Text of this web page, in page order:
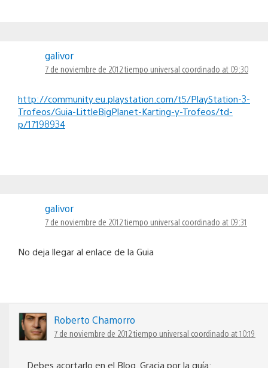
galivor
7 de noviembre de 2012 tiempo universal coordinado at 09:30
http://community.eu.playstation.com/t5/PlayStation-3-
Trofeos/Guia-LittleBigPlanet-Karting-y-Trofeos/td-
p/17198934
galivor
7 de noviembre de 2012 tiempo universal coordinado at 09:31
No deja llegar al enlace de la Guia
Roberto Chamorro
7 de noviembre de 2012 tiempo universal coordinado at 10:19
Debes acortarlo en el Blog. Gracia por la guía: